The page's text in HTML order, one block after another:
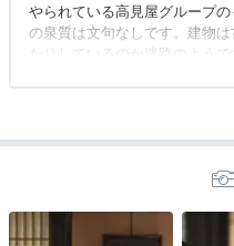
やられている高見屋グループ
の泉質は文句なしです。建物
たりしているのか迷路のようで
らなかったので少し残念でし
肉付きのプランなのに豚肉だ
ただきましたが、ちょっとテ
アクセス 評価なし コスパ 3.5 客